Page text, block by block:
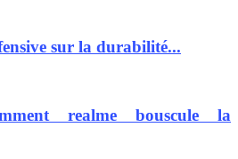
sur la durabilité...
realme bouscule la